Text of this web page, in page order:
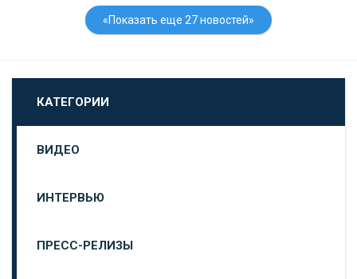
«Показать еще 27 новостей»
КАТЕГОРИИ
ВИДЕО
ИНТЕРВЬЮ
ПРЕСС-РЕЛИЗЫ